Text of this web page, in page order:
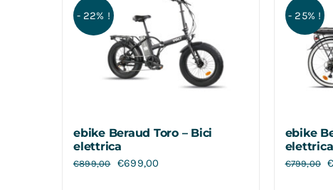
- 22% !
ebike Beraud Toro – Bici
elettrica
€899,00 €699,00
- 25% !
ebike
elettrica
€799,00 €